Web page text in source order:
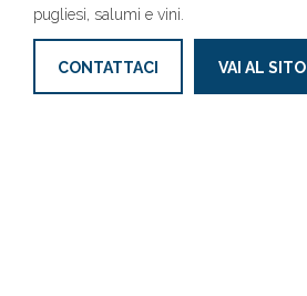
pugliesi, salumi e vini.
CONTATTACI VAI AL SITO